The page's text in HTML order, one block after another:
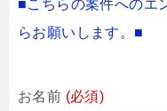
■こちらの案件へのエ
らお願いします。■
お名前 (必須)